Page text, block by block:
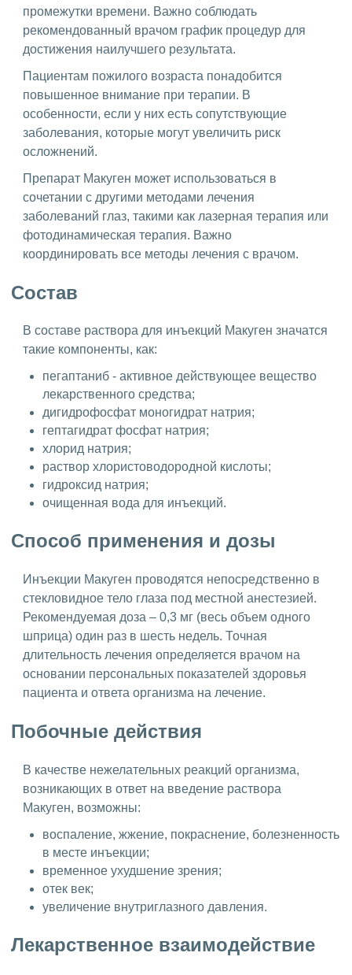
промежутки времени. Важно соблюдать
рекомендованный врачом график процедур для
достижения наилучшего результата.
Пациентам пожилого возраста понадобится
повышенное внимание при терапии. В
особенности, если у них есть сопутствующие
заболевания, которые могут увеличить риск
осложнений.
Препарат Макуген может использоваться в
сочетании с другими методами лечения
заболеваний глаз, такими как лазерная терапия или
фотодинамическая терапия. Важно
координировать все методы лечения с врачом.
Состав
В составе раствора для инъекций Макуген значатся
такие компоненты, как:
пегаптаниб - активное действующее вещество
лекарственного средства;
дигидрофосфат моногидрат натрия;
гептагидрат фосфат натрия;
хлорид натрия;
раствор хлористоводородной кислоты;
гидроксид натрия;
очищенная вода для инъекций.
Способ применения и дозы
Инъекции Макуген проводятся непосредственно в
стекловидное тело глаза под местной анестезией.
Рекомендуемая доза – 0,3 мг (весь объем одного
шприца) один раз в шесть недель. Точная
длительность лечения определяется врачом на
основании персональных показателей здоровья
пациента и ответа организма на лечение.
Побочные действия
В качестве нежелательных реакций организма,
возникающих в ответ на введение раствора
Макуген, возможны:
воспаление, жжение, покраснение, болезненность
в месте инъекции;
временное ухудшение зрения;
отек век;
увеличение внутриглазного давления.
Лекарственное взаимодействие